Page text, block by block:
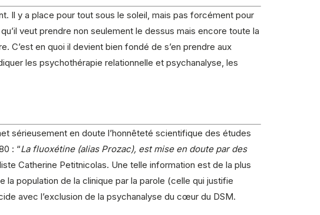
Il y a place pour tout sous le soleil, mais pas forcément pour
veut prendre non seulement le dessus mais encore toute la
C’est en quoi il devient bien fondé de s’en prendre aux
les psychothérapie relationnelle et psychanalyse, les
sérieusement en doute l’honnêteté scientifique des études
: “La fluoxétine (alias Prozac), est mise en doute par des
Catherine Petitnicolas. Une telle information est de la plus
population de la clinique par la parole (celle qui justifie
avec l’exclusion de la psychanalyse du cœur du DSM.